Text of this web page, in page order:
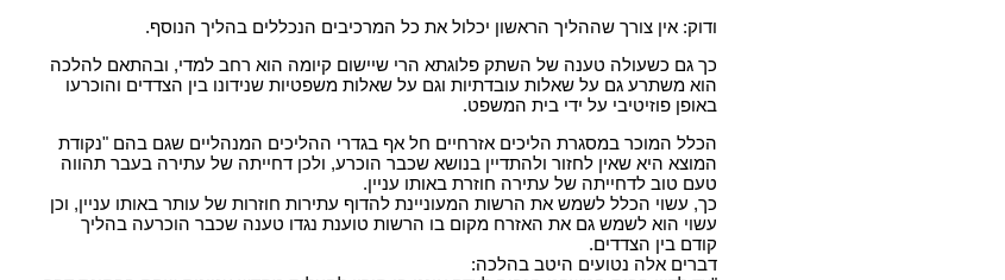
ודוק: אין צורך שההליך הראשון יכלול את כל המרכיבים הנכללים בהליך הנוסף.
כך גם כשעולה טענה של השתק פלוגתא הרי שיישום קיומה הוא רחב למדי, ובהתאם להלכה
הוא משתרע גם על שאלות עובדתיות וגם על שאלות משפטיות שנידונו בין הצדדים והוכרעו
באופן פוזיטיבי על ידי בית המשפט.
הכלל המוכר במסגרת הליכים אזרחיים חל אף בגדרי ההליכים המנהליים שגם בהם "נקודת
המוצא היא שאין לחזור ולהתדיין בנושא שכבר הוכרע, ולכן דחייתה של עתירה בעבר תהווה
טעם טוב לדחייתה של עתירה חוזרת באותו עניין.
כך, עשוי הכלל לשמש את הרשות המעוניינת להדוף עתירות חוזרות של עותר באותו עניין, וכן
עשוי הוא לשמש גם את האזרח מקום בו הרשות טוענת נגדו טענה שכבר הוכרעה בהליך
קודם בין הצדדים.
דברים אלה נטועים היטב בהלכה: